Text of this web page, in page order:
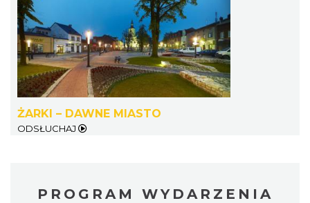
Wieczór z Duchami na Zamku
Ogrodzieniec
Podzamcze
ŻARKI – DAWNE MIASTO
ODSŁUCHAJ
PROGRAM WYDARZENIA